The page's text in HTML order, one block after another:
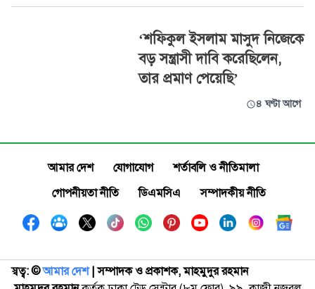
‘শফিকুল ইসলাম মাসুদ নিজেকে
বড় সন্ত্রাসী দাবি করেছিলেন,
তার প্রমাণ পেয়েছি’
৪ ঘণ্টা আগে
আমার দেশ যোগাযোগ
শর্তাবলি ও নীতিমালা
গোপনীয়তা নীতি
ডিএমসিএ সম্পাদকীয় নীতি
স্বত্ব: ©️আমার দেশ| সম্পাদক ও প্রকাশক, মাহমুদুর রহমান